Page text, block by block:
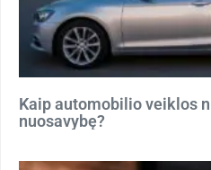
Kaip automobilio veiklos
nuosavybę?